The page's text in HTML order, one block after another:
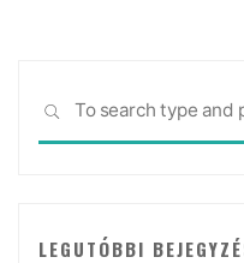
visszajelzésekre!"
SEARCH
LEGUTÓBBI